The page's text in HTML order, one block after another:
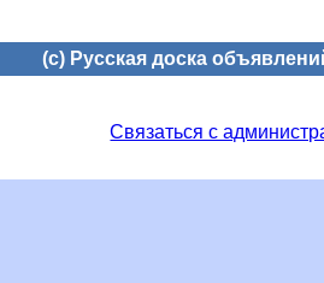
(c) Русская доска
Связаться с